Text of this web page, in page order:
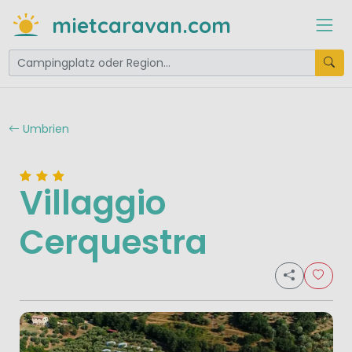
mietcaravan.com
Umbrien
Villaggio
Cerquestra